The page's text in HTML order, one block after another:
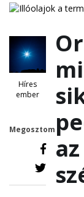
Híres
ember
Megosztom